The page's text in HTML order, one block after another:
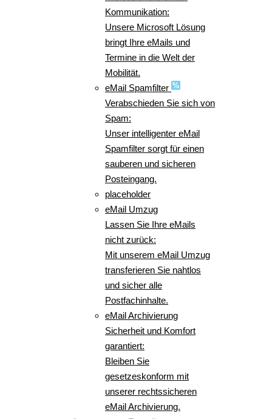
Kommunikation:
Unsere Microsoft Lösung
bringt Ihre eMails und
Termine in die Welt der
Mobilität.
eMail Spamfilter
Verabschieden Sie sich von
Spam:
Unser intelligenter eMail
Spamfilter sorgt für einen
sauberen und sicheren
Posteingang.
placeholder
eMail Umzug
Lassen Sie Ihre eMails
nicht zurück:
Mit unserem eMail Umzug
transferieren Sie nahtlos
und sicher alle
Postfachinhalte.
eMail Archivierung
Sicherheit und Komfort
garantiert:
Bleiben Sie
gesetzeskonform mit
unserer rechtssicheren
eMail Archivierung.